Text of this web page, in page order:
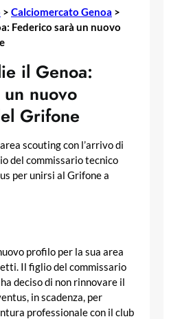
> Calciomercato Genoa >
Federico sarà un nuovo
il Genoa:
nuovo
Grifone
scouting con l’arrivo di
del commissario tecnico
per unirsi al Grifone a
profilo per la sua area
Il figlio del commissario
deciso di non rinnovare il
in scadenza, per
professionale con il club